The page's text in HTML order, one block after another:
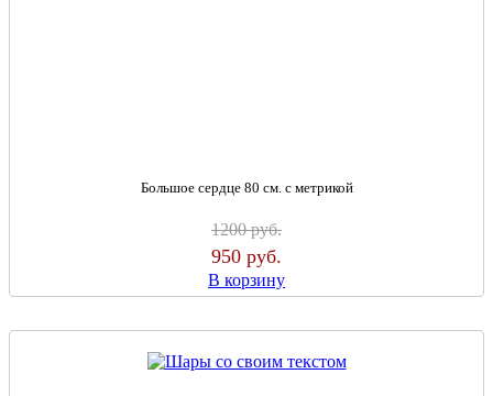
Большое сердце 80 см. с метрикой
1200руб.
950 руб.
В корзину